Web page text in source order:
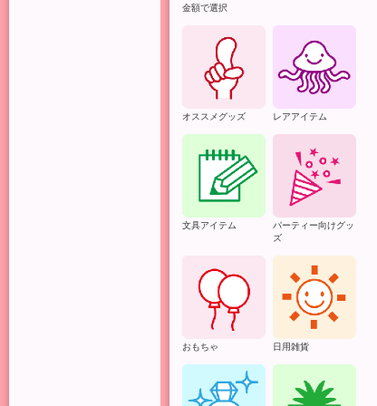
金額で選択
オススメグッズ レアアイテム
文具アイテム
パーティー向けグッ
ズ
おもちゃ 日用雑貨